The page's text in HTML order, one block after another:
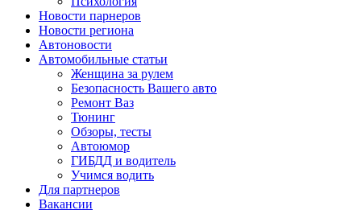
Новости парнеров
Новости региона
Автоновости
Автомобильные статьи
Женщина за рулем
Безопасность Вашего авто
Ремонт Ваз
Тюнинг
Обзоры, тесты
Автоюмор
ГИБДД и водитель
Учимся водить
Для партнеров
Вакансии